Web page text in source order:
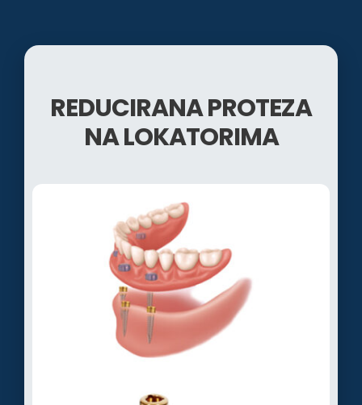
REDUCIRANA PROTEZA
NA LOKATORIMA